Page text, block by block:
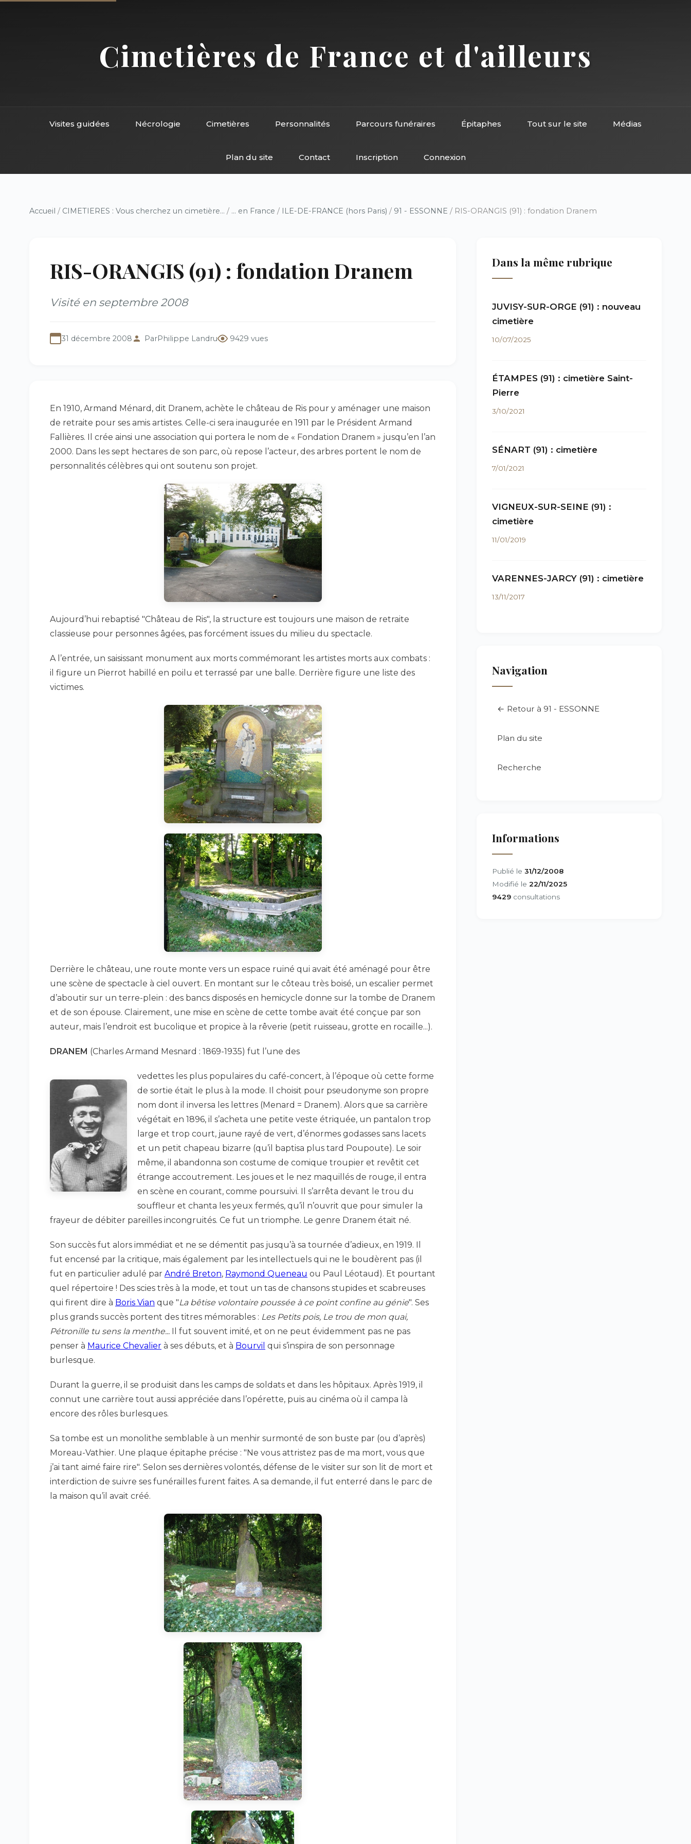
Cimetières de France et d'ailleurs
Visites guidées Nécrologie Cimetières Personnalités Parcours funéraires Épitaphes Tout sur le site Médias
Plan du site Contact Inscription Connexion
Accueil / CIMETIERES : Vous cherchez un cimetière... / ... en France / ILE-DE-FRANCE (hors Paris) / 91 - ESSONNE / RIS-ORANGIS (91) : fondation Dranem
RIS-ORANGIS (91) : fondation Dranem
Visité en septembre 2008
31 décembre 2008 ParPhilippe Landru 9429 vues
En 1910, Armand Ménard, dit Dranem, achète le château de Ris pour y aménager une maison
de retraite pour ses amis artistes. Celle-ci sera inaugurée en 1911 par le Président Armand
Fallières. Il crée ainsi une association qui portera le nom de « Fondation Dranem » jusqu’en l’an
2000. Dans les sept hectares de son parc, où repose l’acteur, des arbres portent le nom de
personnalités célèbres qui ont soutenu son projet.
Aujourd’hui rebaptisé "Château de Ris", la structure est toujours une maison de retraite
classieuse pour personnes âgées, pas forcément issues du milieu du spectacle.
A l’entrée, un saisissant monument aux morts commémorant les artistes morts aux combats :
il figure un Pierrot habillé en poilu et terrassé par une balle. Derrière figure une liste des
victimes.
Derrière le château, une route monte vers un espace ruiné qui avait été aménagé pour être
une scène de spectacle à ciel ouvert. En montant sur le côteau très boisé, un escalier permet
d’aboutir sur un terre-plein : des bancs disposés en hemicycle donne sur la tombe de Dranem
et de son épouse. Clairement, une mise en scène de cette tombe avait été conçue par son
auteur, mais l’endroit est bucolique et propice à la rêverie (petit ruisseau, grotte en rocaille...).
DRANEM (Charles Armand Mesnard : 1869-1935) fut l’une des
vedettes les plus populaires du café-concert, à l’époque où cette forme
de sortie était le plus à la mode. Il choisit pour pseudonyme son propre
nom dont il inversa les lettres (Menard = Dranem). Alors que sa carrière
végétait en 1896, il s’acheta une petite veste étriquée, un pantalon trop
large et trop court, jaune rayé de vert, d’énormes godasses sans lacets
et un petit chapeau bizarre (qu’il baptisa plus tard Poupoute). Le soir
même, il abandonna son costume de comique troupier et revêtit cet
étrange accoutrement. Les joues et le nez maquillés de rouge, il entra
en scène en courant, comme poursuivi. Il s’arrêta devant le trou du
souffleur et chanta les yeux fermés, qu’il n’ouvrit que pour simuler la
frayeur de débiter pareilles incongruités. Ce fut un triomphe. Le genre Dranem était né.
Son succès fut alors immédiat et ne se démentit pas jusqu’à sa tournée d’adieux, en 1919. Il
fut encensé par la critique, mais également par les intellectuels qui ne le boudèrent pas (il
fut en particulier adulé par André Breton, Raymond Queneau ou Paul Léotaud). Et pourtant
quel répertoire ! Des scies très à la mode, et tout un tas de chansons stupides et scabreuses
qui firent dire à Boris Vian que "La bêtise volontaire poussée à ce point confine au génie". Ses
plus grands succès portent des titres mémorables : Les Petits pois, Le trou de mon quai,
Pétronille tu sens la menthe... Il fut souvent imité, et on ne peut évidemment pas ne pas
penser à Maurice Chevalier à ses débuts, et à Bourvil qui s’inspira de son personnage
burlesque.
Durant la guerre, il se produisit dans les camps de soldats et dans les hôpitaux. Après 1919, il
connut une carrière tout aussi appréciée dans l’opérette, puis au cinéma où il campa là
encore des rôles burlesques.
Sa tombe est un monolithe semblable à un menhir surmonté de son buste par (ou d’après)
Moreau-Vathier. Une plaque épitaphe précise : "Ne vous attristez pas de ma mort, vous que
j’ai tant aimé faire rire". Selon ses dernières volontés, défense de le visiter sur son lit de mort et
interdiction de suivre ses funérailles furent faites. A sa demande, il fut enterré dans le parc de
la maison qu’il avait créé.
Dans la même rubrique
JUVISY-SUR-ORGE (91) : nouveau
cimetière
10/07/2025
ÉTAMPES (91) : cimetière Saint-
Pierre
3/10/2021
SÉNART (91) : cimetière
7/01/2021
VIGNEUX-SUR-SEINE (91) :
cimetière
11/01/2019
VARENNES-JARCY (91) : cimetière
13/11/2017
Navigation
← Retour à 91 - ESSONNE
Plan du site
Recherche
Informations
Publié le 31/12/2008
Modifié le 22/11/2025
9429 consultations